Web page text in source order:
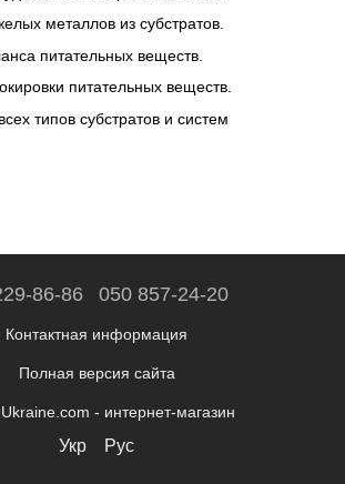
металлов из субстратов.
питательных веществ.
питательных веществ.
типов субстратов и систем
86-86 050 857-24-20
Контактная информация
Полная версия сайта
- интернет-магазин
Укр Рус